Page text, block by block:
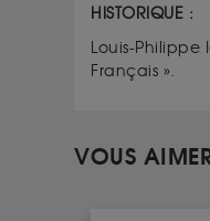
HISTORIQUE :
Louis-
Français ».
VOUS